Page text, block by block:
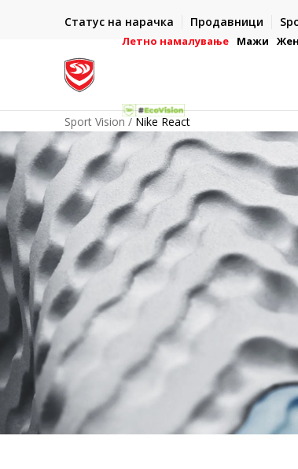
Статус на нарачка Продавници
платежна
ДВА НАЧИНА НА ПЛАЌАЊЕ
- во готово или со електронска
Летно намалување Мажи
Sport Vision Nike React